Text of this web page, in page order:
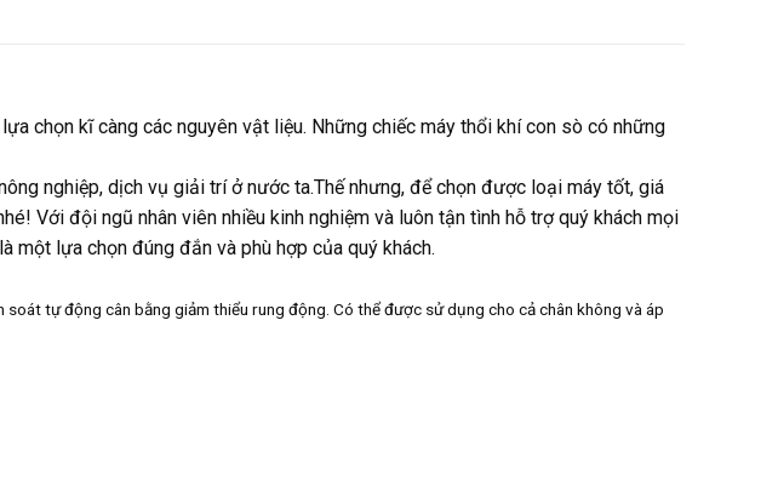
chọn kĩ càng các nguyên vật liệu. Những chiếc máy thổi khí con sò có những
nghiệp, dịch vụ giải trí ở nước ta.Thế nhưng, để chọn được loại máy tốt, giá
Với đội ngũ nhân viên nhiều kinh nghiệm và luôn tận tình hỗ trợ quý khách mọi
lựa chọn đúng đắn và phù hợp của quý khách.
tự động cân bằng giảm thiểu rung động. Có thể được sử dụng cho cả chân không và áp